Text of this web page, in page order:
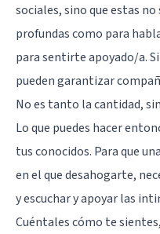
sociales, sino que estas
profundas como para
para sentirte apoyado/a.
pueden garantizar
No es tanto la cantidad,
Lo que puedes hacer
tus conocidos. Para que
en el que desahogarte,
y escuchar y apoyar las
Cuéntales cómo te